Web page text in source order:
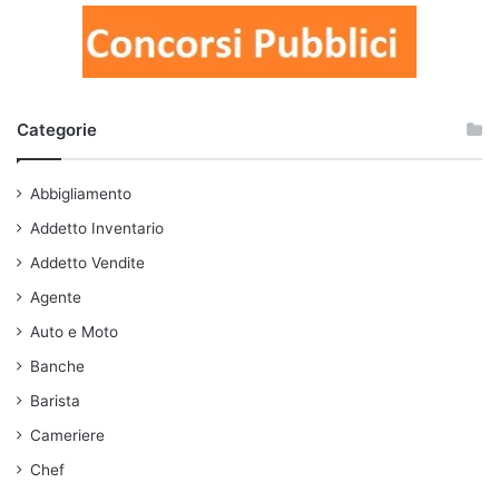
Categorie
Abbigliamento
Addetto Inventario
Addetto Vendite
Agente
Auto e Moto
Banche
Barista
Cameriere
Chef